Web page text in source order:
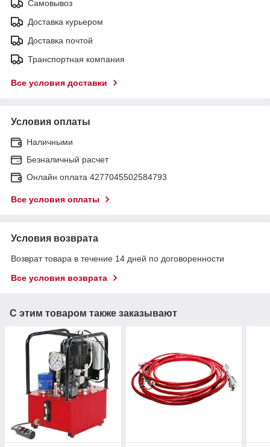
Самовывоз
Доставка курьером
Доставка почтой
Транспортная компания
Все условия доставки
Условия оплаты
Наличными
Безналичный расчет
Онлайн оплата 4277045502584793
Все условия оплаты
Условия возврата
Возврат товара в течение 14 дней по договоренности
Все условия возврата
С этим товаром также заказывают